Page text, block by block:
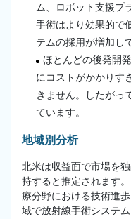
ム、ロボット支援プ
手術はより効果的で
テムの採用が増加し
ほとんどの後発開
にコストがかかりす
きません。したがっ
ています。
地域別分析
北米は収益面で市場を
持すると推定されます
療分野における技術進
域で放射線手術システ